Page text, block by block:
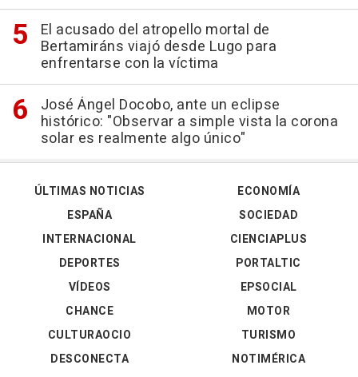
El acusado del atropello mortal de
Bertamiráns viajó desde Lugo para
enfrentarse con la víctima
José Ángel Docobo, ante un eclipse
histórico: "Observar a simple vista la corona
solar es realmente algo único"
ÚLTIMAS NOTICIAS
ESPAÑA
INTERNACIONAL
DEPORTES
VÍDEOS
ECONOMÍA
SOCIEDAD
CIENCIAPLUS
PORTALTIC
EPSOCIAL
CHANCE
CULTURAOCIO
DESCONECTA
MOTOR
TURISMO
NOTIMÉRICA